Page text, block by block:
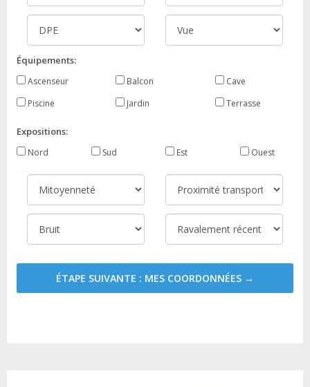
Équipements:
Ascenseur Balcon
Cave
Piscine
Jardin Terrasse
Expositions:
Nord Sud Est Ouest
ÉTAPE SUIVANTE : MES COORDONNÉES →